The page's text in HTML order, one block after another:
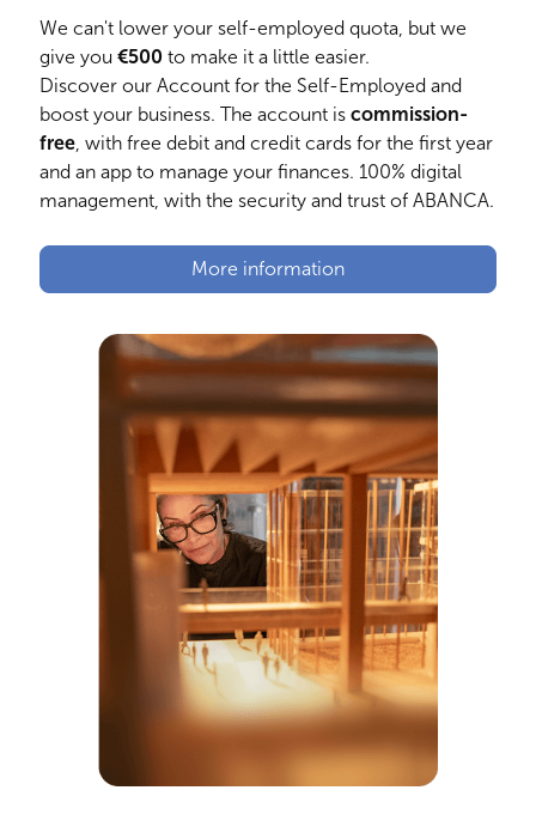
We can't lower your self-employed quota, but we
give you €500 to make it a little easier.
Discover our Account for the Self-Employed and
boost your business. The account is commission-
free, with free debit and credit cards for the first year
and an app to manage your finances. 100% digital
management, with the security and trust of ABANCA.
More information